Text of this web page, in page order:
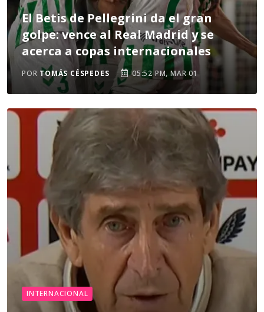
El Betis de Pellegrini da el gran
golpe: vence al Real Madrid y se
acerca a copas internacionales
POR TOMÁS CÉSPEDES 05:52 PM, MAR 01
INTERNACIONAL